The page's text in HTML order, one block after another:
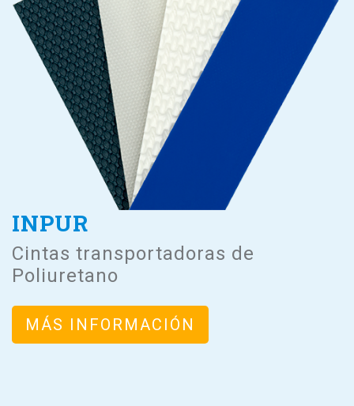
INPUR
Cintas transportadoras de
Poliuretano
MÁS INFORMACIÓN